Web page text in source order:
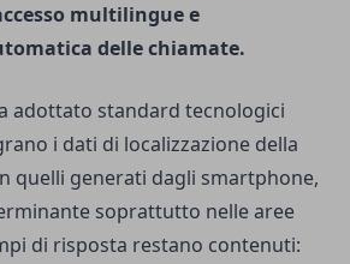
multilingue e
delle chiamate.
adottato standard tecnologici
i dati di localizzazione della
quelli generati dagli smartphone,
soprattutto nelle aree
di risposta restano contenuti: